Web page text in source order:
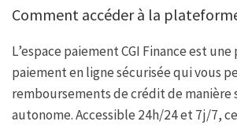
Comment accéder à la
L’espace paiement CGI Finance est
paiement en ligne sécurisée qui vous
remboursements de crédit de manière
autonome. Accessible 24h/24 et 7j/7,